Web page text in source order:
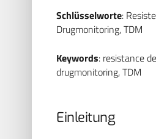
Schlüsselworte:
Drugmonitoring, TDM
Keywords: resistance
drugmonitoring, TDM
Einleitung